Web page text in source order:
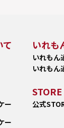
ー
ー
いれも
いれもん
いれもん
STORE
公式